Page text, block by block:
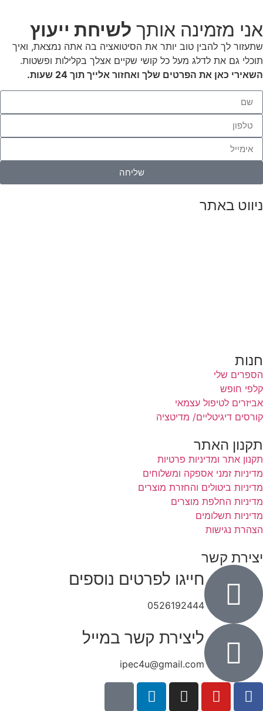
אני מזמינה אותך לשיחת ייעוץ
שתעזור לך להבין טוב יותר את הסיטואציה בה אתה נמצאת, ואיך
תוכלי גם את לדלג מעל כל קושי שקיים אצלך בקלילות ופשטות.
השאירי כאן את הפרטים שלך ואחזור אלייך תוך 24 שעות.
שליחה
ניווט באתר
חנות
הספרים שלי
קלפי חופש
אביזרים לטיפול עצמאי
קורסים דיגיטליים/ מדיטציה
תקנון האתר
תקנון אתר ומדיניות פרטיות
מדיניות זמני אספקה ומשלוחים
מדיניות ביטולים והחזרת מוצרים
מדיניות החלפת מוצרים
מדיניות תשלומים
הצהרת נגישות
יצירת קשר
חייגו לפרטים נוספים
0526192444
ליצירת קשר במייל
ipec4u@gmail.com